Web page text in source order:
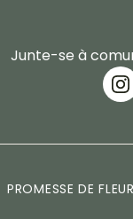
Junte-se à
PROMESSE DE